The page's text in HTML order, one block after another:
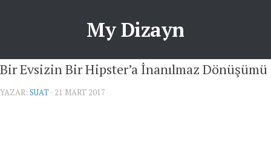
My Dizayn
Bir Evsizin Bir Hipster’a İnanılmaz Dönüşümü
YAZAR: SUAT · 21 MART 2017